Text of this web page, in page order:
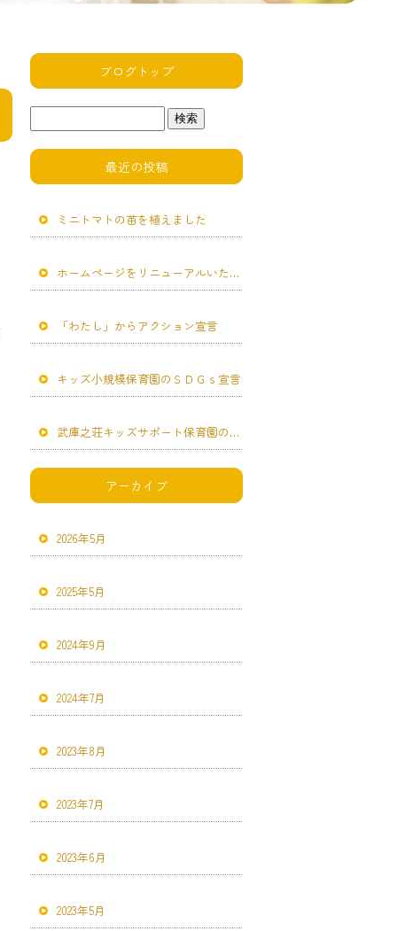
ブログトップ
最近の投稿
ミニトマトの苗を植えました
ホームページをリニューアルいたしました。
「わたし」からアクション宣言
キッズ小規模保育園のＳＤＧｓ宣言
武庫之荘キッズサポート保育園のＳＤＧｓ宣言
アーカイブ
2026年5月
2025年5月
2024年9月
2024年7月
2023年8月
2023年7月
2023年6月
2023年5月